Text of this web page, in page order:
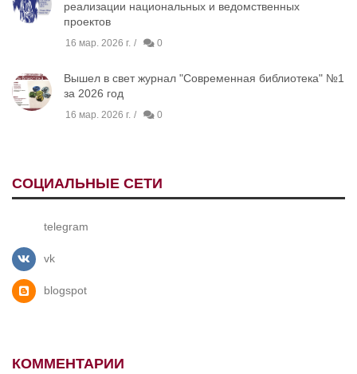
реализации национальных и ведомственных
проектов
16 мар. 2026 г. 0
Вышел в свет журнал "Современная библиотека" №1
за 2026 год
16 мар. 2026 г. 0
СОЦИАЛЬНЫЕ СЕТИ
telegram
vk
blogspot
КОММЕНТАРИИ